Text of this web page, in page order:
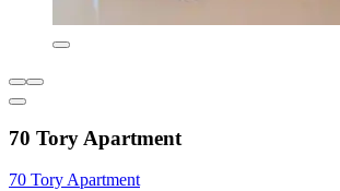
70 Tory Apartment
70 Tory Apartment